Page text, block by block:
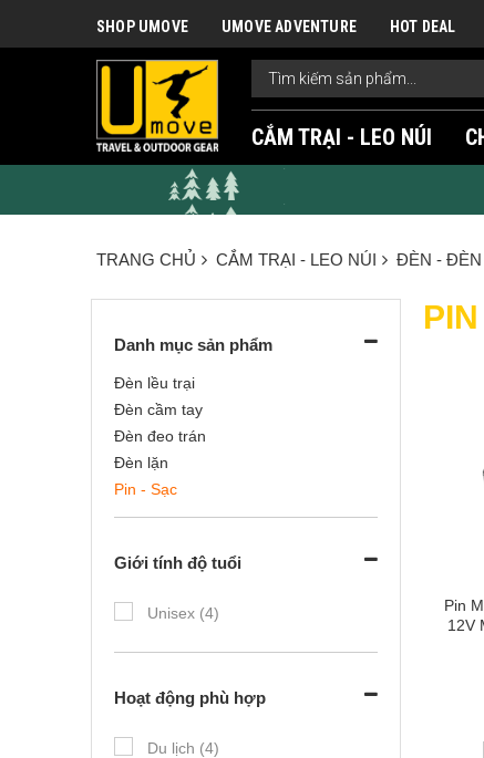
SHOP UMOVE UMOVE ADVENTURE HOT DEAL
CẮM TRẠI - LEO NÚI
TRANG CHỦ CẮM TRẠI - LEO NÚI ĐÈN - ĐÈN
Danh mục sản phẩm
Đèn lều trại
Đèn cầm tay
Đèn đeo trán
Đèn lặn
Pin - Sạc
Giới tính độ tuổi
Unisex (4)
Hoạt động phù hợp
Du lịch (4)
Pin
12V